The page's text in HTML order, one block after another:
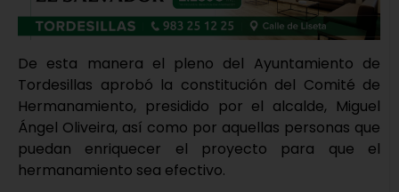
De esta manera el pleno del Ayuntamiento de
Tordesillas aprobó la constitución del Comité de
Hermanamiento, presidido por el alcalde, Miguel
Ángel Oliveira, así como por aquellas personas que
puedan enriquecer el proyecto para que el
hermanamiento sea efectivo.